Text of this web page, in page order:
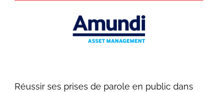
Réussir ses prises de parole en public dans